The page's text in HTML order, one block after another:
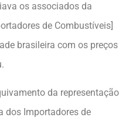
os associados da
de Combustíveis]
brasileira com os preços
da representação
dos Importadores de